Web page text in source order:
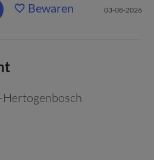
Bewaren 03-08-2026
Hertogenbosch